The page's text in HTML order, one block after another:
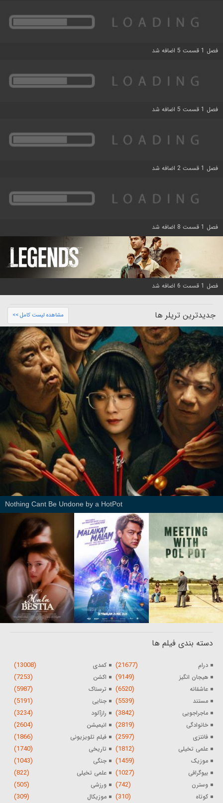
فصل 1 قسمت 5 اضافه شد
فصل 1 قسمت 5 اضافه شد
فصل 1 قسمت 2 اضافه شد
فصل 1 قسمت 8 اضافه شد
فصل 1 قسمت 6 اضافه شد
جدیدترین تریلر ها مشاهده لیست کامل >>
Nothing Cant Be Undone by a HotPot
دسته بندی فیلم ها
درام (21677) کمدی (13008)
هیجان انگیز (9149) اکشن (7253)
عاشقانه (6520) ترسناک (5987)
مستند (5539) جنایی (5191)
ماجراجویی (3842) رازآلود (3234)
خانوادگی (2819) انیمیشن (2604)
فانتزی (2597) فیلم تلویزیونی (1866)
علمی تخیلی (1812) تاریخی (1740)
موزیک (1459) جنگی (1043)
بیوگرافی (1027) علمی تخیلی (822)
وسترن (742) ورزشی (505)
کوتاه (310) موزیکال (309)